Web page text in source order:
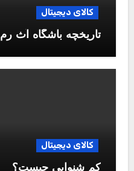
کالای دیجیتال
تاریخچه باشگاه آث رم
کالای دیجیتال
کم شنوایی چیست؟